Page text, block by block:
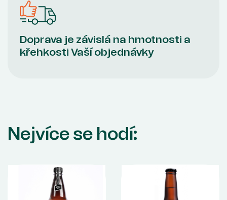
Doprava je závislá na hmotnosti a
křehkosti Vaší objednávky
Nejvíce se hodí: